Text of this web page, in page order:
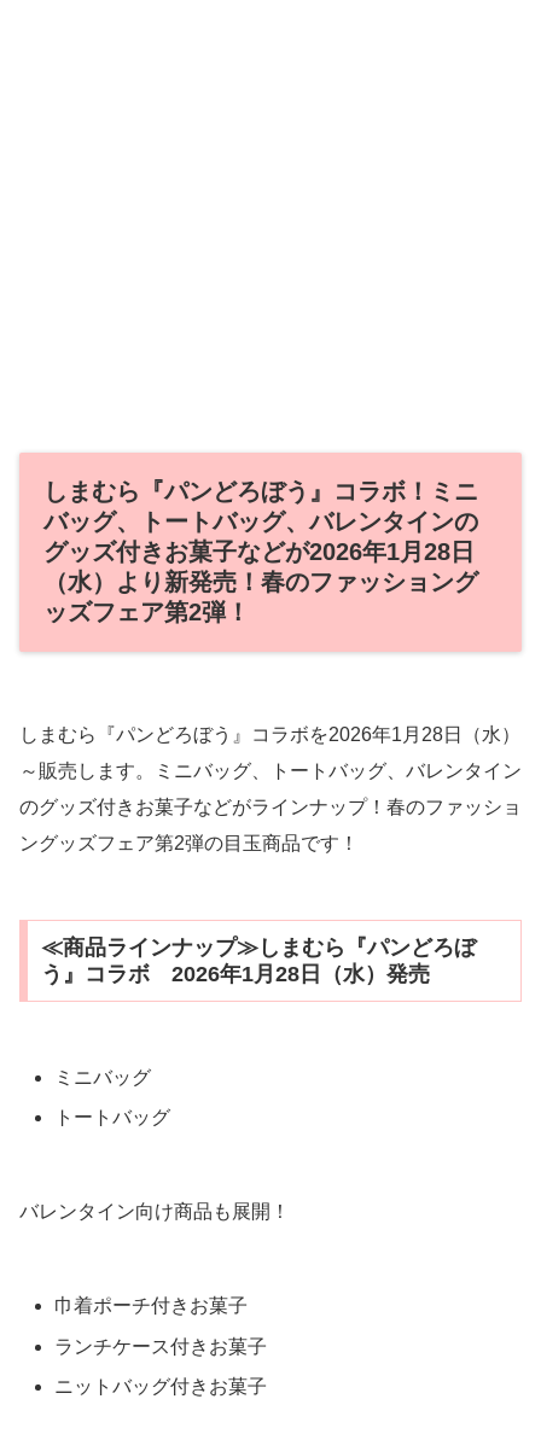
しまむら『パンどろぼう』コラボ！ミニ
バッグ、トートバッグ、バレンタインの
グッズ付きお菓子などが2026年1月28日
（水）より新発売！春のファッショング
ッズフェア第2弾！
しまむら『パンどろぼう』コラボを2026年1月28日（水）
～販売します。ミニバッグ、トートバッグ、バレンタイン
のグッズ付きお菓子などがラインナップ！春のファッショ
ングッズフェア第2弾の目玉商品です！
≪商品ラインナップ≫しまむら『パンどろぼ
う』コラボ 2026年1月28日（水）発売
ミニバッグ
トートバッグ
バレンタイン向け商品も展開！
巾着ポーチ付きお菓子
ランチケース付きお菓子
ニットバッグ付きお菓子